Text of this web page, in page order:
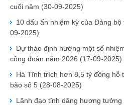
cuối năm (30-09-2025)
10 dấu ấn nhiệm kỳ của Đảng
09-2025)
Dự thảo định hướng một số
công đoàn năm 2026 (17-09-2025)
Hà Tĩnh trích hơn 8,5 tỷ đồng
bão số 5 (28-08-2025)
Lãnh đạo tỉnh dâng hương